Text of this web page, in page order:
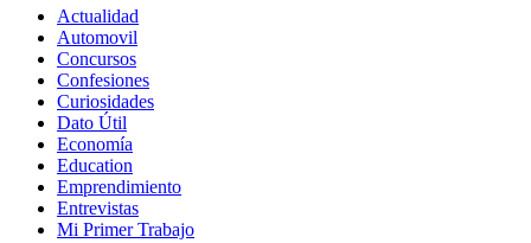
Actualidad
Automovil
Concursos
Confesiones
Curiosidades
Dato Útil
Economía
Education
Emprendimiento
Entrevistas
Mi Primer Trabajo